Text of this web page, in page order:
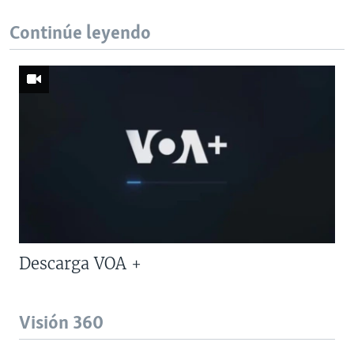
Continúe leyendo
Descarga VOA +
Visión 360